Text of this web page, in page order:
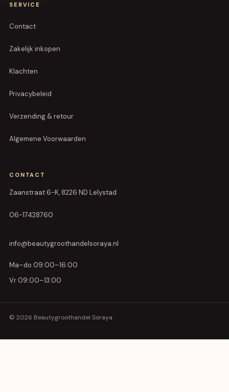
SERVICE
Contact
Zakelijk inkopen
Klachten
Privacybeleid
Verzending & retour
Algemene Voorwaarden
CONTACT
Zaanstraat 6-K, 8226 ND Lelystad
06-17428760
info@beautygroothandelsoraya.nl
Ma–do 09:00–16:00
Vr 09:00–13:00
© 2026 Beautygroothandel Soraya